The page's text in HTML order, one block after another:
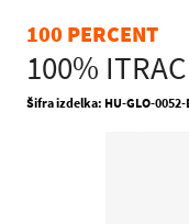
100 PERCENT
100%
Šifra izdelka: HU-GLO-0052-